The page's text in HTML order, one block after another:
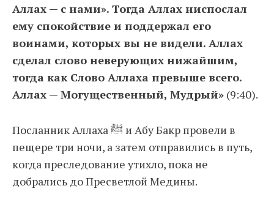
Аллах — с нами». Тогда Аллах ниспослал
ему спокойствие и поддержал его
воинами, которых вы не видели. Аллах
сделал слово неверующих нижайшим,
тогда как Слово Аллаха превыше всего.
Аллах — Могущественный, Мудрый» (9:40).
Посланник Аллаха ﷺ и Абу Бакр провели в
пещере три ночи, а затем отправились в путь,
когда преследование утихло, пока не
добрались до Пресветлой Медины.